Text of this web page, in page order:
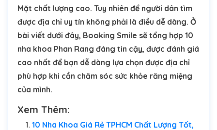
Mặt chất lượng cao. Tuy nhiên để người dân tìm
được địa chỉ uy tín không phải là điều dễ dàng. Ở
bài viết dưới đây, Booking Smile sẽ tổng hợp 10
nha khoa Phan Rang đáng tin cậy, được đánh giá
cao nhất để bạn dễ dàng lựa chọn được địa chỉ
phù hợp khi cần chăm sóc sức khỏe răng miệng
của mình.
Xem Thêm:
10 Nha Khoa Giá Rẻ TPHCM Chất Lượng Tốt,